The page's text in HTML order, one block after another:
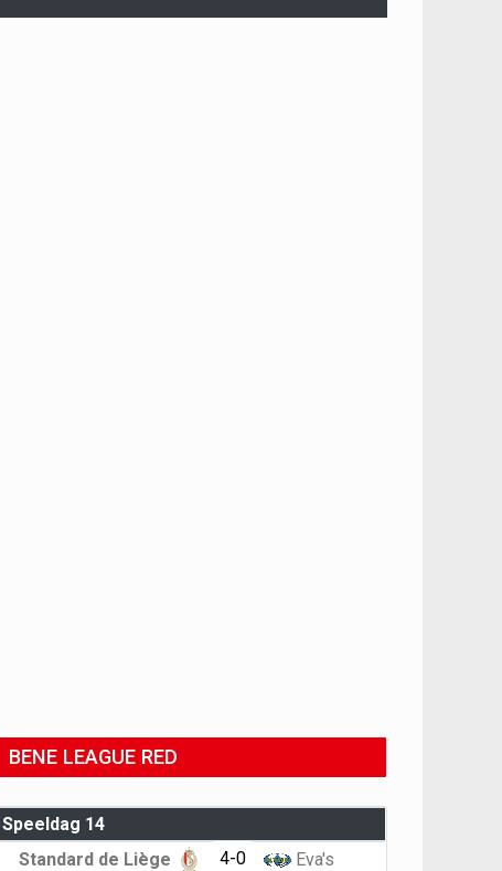
BENE LEAGUE RED
Speeldag 14
Standard de Liège
4-0
Eva's